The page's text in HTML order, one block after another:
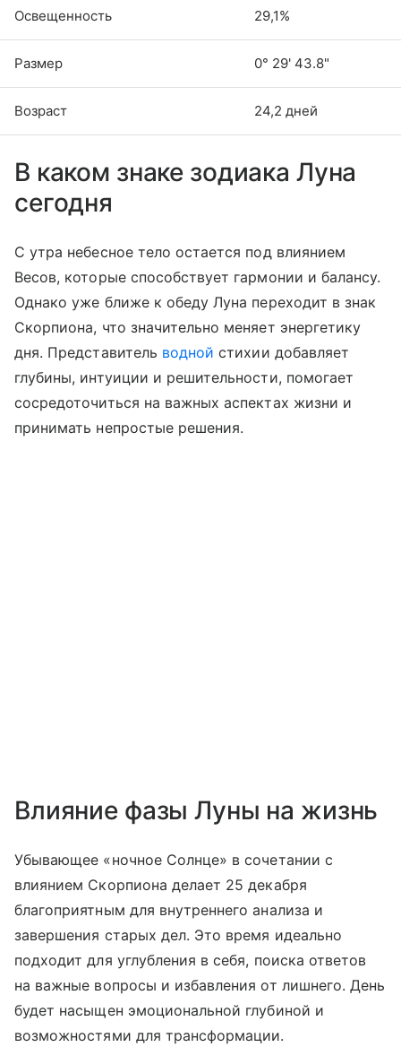
Освещенность 29,1%
Размер 0° 29' 43.8"
Возраст 24,2 дней
В каком знаке зодиака Луна
сегодня
С утра небесное тело остается под влиянием
Весов, которые способствует гармонии и балансу.
Однако уже ближе к обеду Луна переходит в знак
Скорпиона, что значительно меняет энергетику
дня. Представитель водной стихии добавляет
глубины, интуиции и решительности, помогает
сосредоточиться на важных аспектах жизни и
принимать непростые решения.
Влияние фазы Луны на жизнь
Убывающее «ночное Солнце» в сочетании с
влиянием Скорпиона делает 25 декабря
благоприятным для внутреннего анализа и
завершения старых дел. Это время идеально
подходит для углубления в себя, поиска ответов
на важные вопросы и избавления от лишнего. День
будет насыщен эмоциональной глубиной и
возможностями для трансформации.